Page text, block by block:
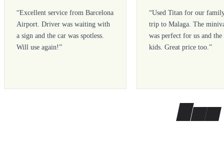
“Excellent service from Barcelona
Airport. Driver was waiting with
a sign and the car was spotless.
Will use again!”
“Used Titan for our
trip to Malaga. The
was perfect for us and the
kids. Great price too.”